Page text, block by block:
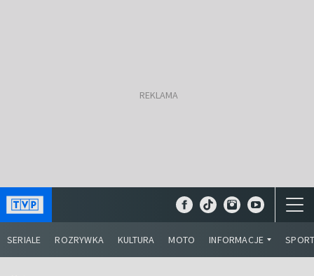
SERIALE ROZRYWKA KULTURA MOTO INFORMACJE